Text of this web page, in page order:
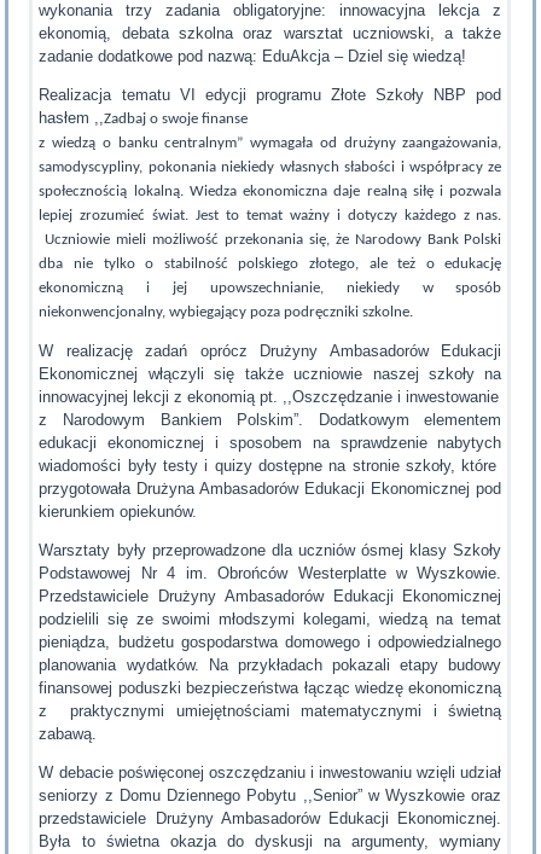
wykonania trzy zadania obligatoryjne: innowacyjna lekcja z
ekonomią, debata szkolna oraz warsztat uczniowski, a także
zadanie dodatkowe pod nazwą: EduAkcja – Dziel się wiedzą!
Realizacja tematu VI edycji programu Złote Szkoły NBP pod
hasłem ,,Zadbaj o swoje finanse
z wiedzą o banku centralnym” wymagała od drużyny zaangażowania,
samodyscypliny, pokonania niekiedy własnych słabości i współpracy ze
społecznością lokalną. Wiedza ekonomiczna daje realną siłę i pozwala
lepiej zrozumieć świat. Jest to temat ważny i dotyczy każdego z nas.
Uczniowie mieli możliwość przekonania się, że Narodowy Bank Polski
dba nie tylko o stabilność polskiego złotego, ale też o edukację
ekonomiczną i jej upowszechnianie, niekiedy w sposób
niekonwencjonalny, wybiegający poza podręczniki szkolne.
W realizację zadań oprócz Drużyny Ambasadorów Edukacji
Ekonomicznej włączyli się także uczniowie naszej szkoły na
innowacyjnej lekcji z ekonomią pt. ,,Oszczędzanie i inwestowanie
z Narodowym Bankiem Polskim”. Dodatkowym elementem
edukacji ekonomicznej i sposobem na sprawdzenie nabytych
wiadomości były testy i quizy dostępne na stronie szkoły, które
przygotowała Drużyna Ambasadorów Edukacji Ekonomicznej pod
kierunkiem opiekunów.
Warsztaty były przeprowadzone dla uczniów ósmej klasy Szkoły
Podstawowej Nr 4 im. Obrońców Westerplatte w Wyszkowie.
Przedstawiciele Drużyny Ambasadorów Edukacji Ekonomicznej
podzielili się ze swoimi młodszymi kolegami, wiedzą na temat
pieniądza, budżetu gospodarstwa domowego i odpowiedzialnego
planowania wydatków. Na przykładach pokazali etapy budowy
finansowej poduszki bezpieczeństwa łącząc wiedzę ekonomiczną
z praktycznymi umiejętnościami matematycznymi i świetną
zabawą.
W debacie poświęconej oszczędzaniu i inwestowaniu wzięli udział
seniorzy z Domu Dziennego Pobytu ,,Senior” w Wyszkowie oraz
przedstawiciele Drużyny Ambasadorów Edukacji Ekonomicznej.
Była to świetna okazja do dyskusji na argumenty, wymiany